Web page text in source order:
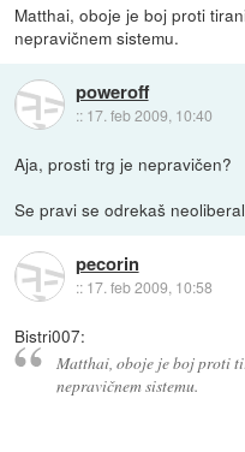
Matthai, oboje je boj proti
nepravičnem sistemu.
poweroff
:: 17. feb 2009, 10:40
Aja, prosti trg je nepravičen?
Se pravi se odrekaš
pecorin
:: 17. feb 2009, 10:58
Bistri007:
Matthai, oboje je boj proti
nepravičnem sistemu.